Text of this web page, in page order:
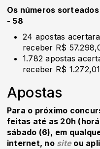
Os números
- 58
24 apostas
receber R$
1.782 apostas
receber R$
Apostas
Para o próximo
feitas até as 20h
sábado (6), em
internet, no site ou